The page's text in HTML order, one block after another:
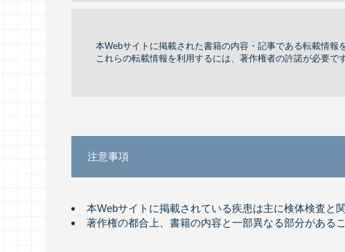
本Webサイトに掲載された書籍の内容・記事である転載情報
これらの転載情報を利用するには、著作権者の許諾が必要です
注意事項
本Webサイトに掲載されている疾患は主に検体検査と
著作権の都合上、書籍の内容と一部異なる部分がある